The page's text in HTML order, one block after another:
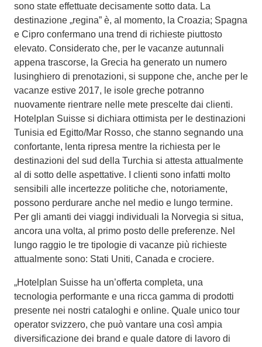
sono state effettuate decisamente sotto data. La
destinazione „regina” è, al momento, la Croazia; Spagna
e Cipro confermano una trend di richieste piuttosto
elevato. Considerato che, per le vacanze autunnali
appena trascorse, la Grecia ha generato un numero
lusinghiero di prenotazioni, si suppone che, anche per le
vacanze estive 2017, le isole greche potranno
nuovamente rientrare nelle mete prescelte dai clienti.
Hotelplan Suisse si dichiara ottimista per le destinazioni
Tunisia ed Egitto/Mar Rosso, che stanno segnando una
confortante, lenta ripresa mentre la richiesta per le
destinazioni del sud della Turchia si attesta attualmente
al di sotto delle aspettative. I clienti sono infatti molto
sensibili alle incertezze politiche che, notoriamente,
possono perdurare anche nel medio e lungo termine.
Per gli amanti dei viaggi individuali la Norvegia si situa,
ancora una volta, al primo posto delle preferenze. Nel
lungo raggio le tre tipologie di vacanze più richieste
attualmente sono: Stati Uniti, Canada e crociere.
„Hotelplan Suisse ha un’offerta completa, una
tecnologia performante e una ricca gamma di prodotti
presente nei nostri cataloghi e online. Quale unico tour
operator svizzero, che può vantare una così ampia
diversificazione dei brand e quale datore di lavoro di